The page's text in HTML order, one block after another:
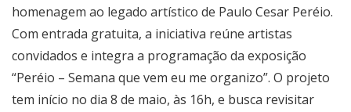
homenagem ao legado artístico de Paulo Cesar Peréio.
Com entrada gratuita, a iniciativa reúne artistas
convidados e integra a programação da exposição
“Peréio – Semana que vem eu me organizo”. O projeto
tem início no dia 8 de maio, às 16h, e busca revisitar